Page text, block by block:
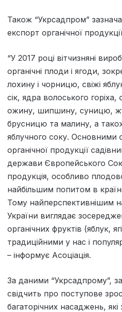
Також “Укрсадпром”
експорт органічної
“У 2017 році вітчизняні
органічні плоди і ягоди,
лохину і чорницю, свіжі
сік, ядра волоського горіха,
ожину, шипшину, суницю,
брусницю та малину, а
яблучного соку. Основними
органічної продукції
держави Європейського
продукція, особливо
найбільшим попитом в
Тому найперспективнішим
України виглядає
органічних фруктів (яблук,
традиційними у нас і
– інформує Асоціація.
За даними “Укрсадпрому”,
свідчить про поступове
багаторічних насаджень, які